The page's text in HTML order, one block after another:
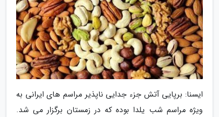
ایسنا: برپایی آتش جزء جدایی ناپذیر مراسم های ایرانی به
ویژه مراسم شب یلدا بوده که در زمستان برگزار می شد.